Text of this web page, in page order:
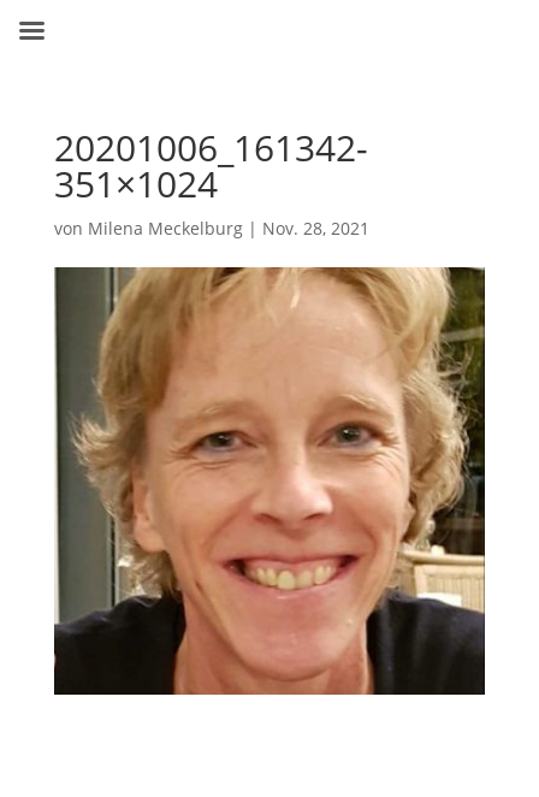
20201006_161342-
351×1024
von Milena Meckelburg| Nov. 28, 2021